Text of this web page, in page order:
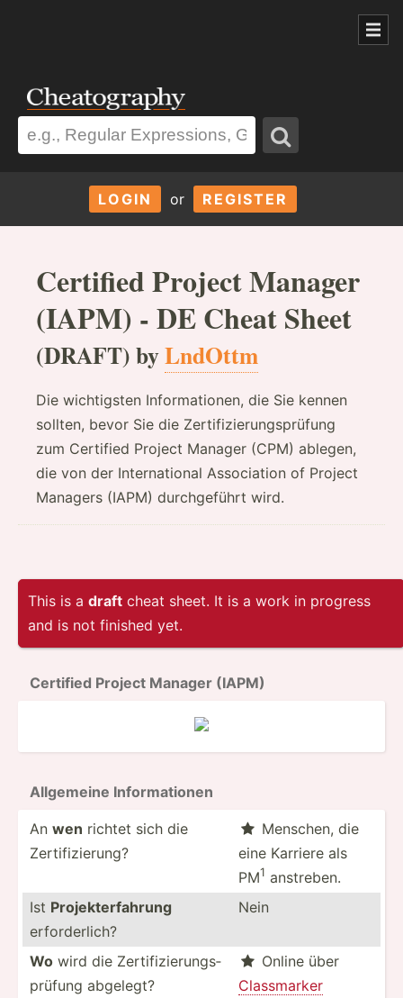
LOGIN or REGISTER
Certified Project Manager
(IAPM) - DE Cheat Sheet
(DRAFT) byLndOttm
Die wichtigsten Informationen, die Sie kennen
sollten, bevor Sie die Zertifizierungsprüfung
zum Certified Project Manager (CPM) ablegen,
die von der International Association of Project
Managers (IAPM) durchgeführt wird.
This is a draft cheat sheet. It is a work in progress
and is not finished yet.
Certified Project Manager (IAPM)
Allgemeine Inform­ationen
An wen richtet sich die
Zertif­izi­erung?
 Menschen, die
eine Karriere als
PM1 anstreben.
Ist Projek­ter­fahrung
erford­erlich?
Nein
Wo wird die Zertif­izi­eru­ngs­
prüfung abgelegt?
 Online über
Classm­arker